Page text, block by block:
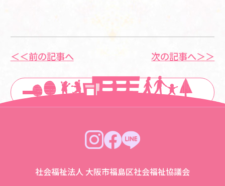
＜＜前の記事へ
一覧に戻る
次の記事へ＞＞
社会福祉法人 大阪市福島区社会福祉協議会